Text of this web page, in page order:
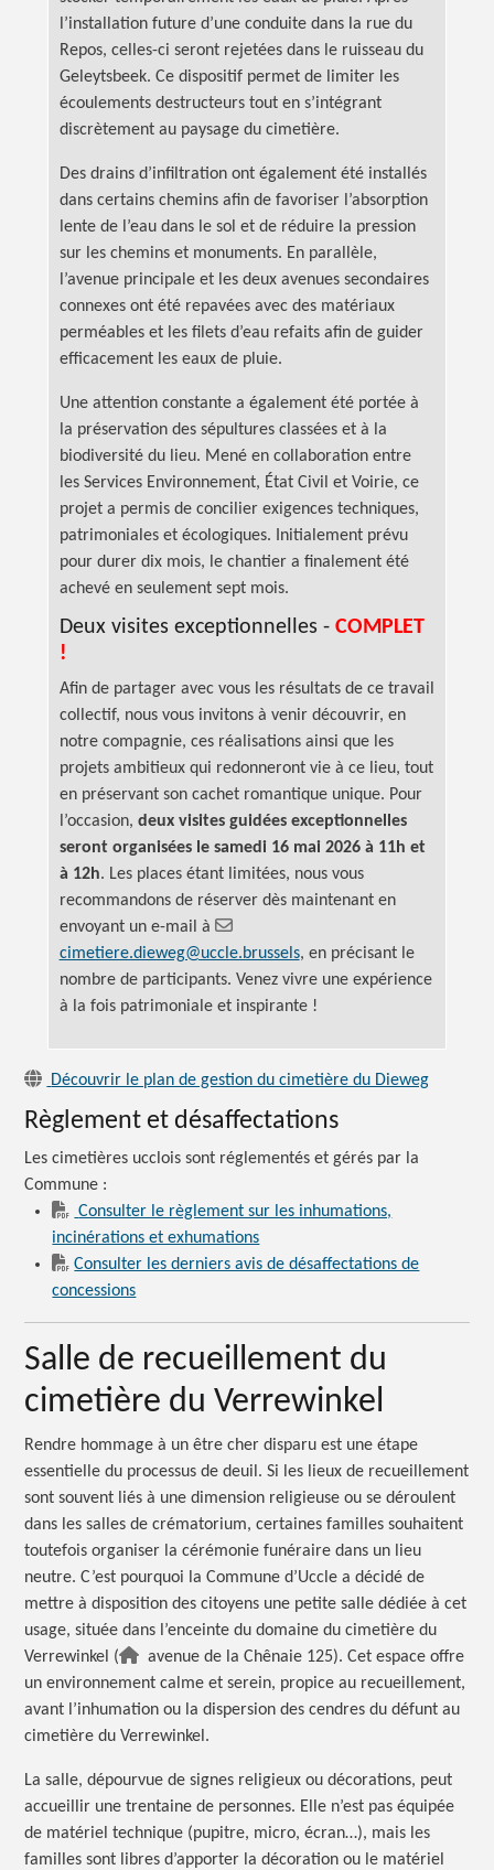
l’installation future d’une conduite dans la rue du
Repos, celles-ci seront rejetées dans le ruisseau du
Geleytsbeek. Ce dispositif permet de limiter les
écoulements destructeurs tout en s’intégrant
discrètement au paysage du cimetière.
Des drains d’infiltration ont également été installés
dans certains chemins afin de favoriser l’absorption
lente de l’eau dans le sol et de réduire la pression
sur les chemins et monuments. En parallèle,
l’avenue principale et les deux avenues secondaires
connexes ont été repavées avec des matériaux
perméables et les filets d’eau refaits afin de guider
efficacement les eaux de pluie.
Une attention constante a également été portée à
la préservation des sépultures classées et à la
biodiversité du lieu. Mené en collaboration entre
les Services Environnement, État Civil et Voirie, ce
projet a permis de concilier exigences techniques,
patrimoniales et écologiques. Initialement prévu
pour durer dix mois, le chantier a finalement été
achevé en seulement sept mois.
Deux visites exceptionnelles - COMPLET
!
Afin de partager avec vous les résultats de ce travail
collectif, nous vous invitons à venir découvrir, en
notre compagnie, ces réalisations ainsi que les
projets ambitieux qui redonneront vie à ce lieu, tout
en préservant son cachet romantique unique. Pour
l’occasion, deux visites guidées exceptionnelles
seront organisées le samedi 16 mai 2026 à 11h et
à 12h. Les places étant limitées, nous vous
recommandons de réserver dès maintenant en
envoyant un e-mail à
cimetiere.dieweg@uccle.brussels, en précisant le
nombre de participants. Venez vivre une expérience
à la fois patrimoniale et inspirante !
Découvrir le plan de gestion du cimetière du Dieweg
Règlement et désaffectations
Les cimetières ucclois sont réglementés et gérés par la
Commune :
Consulter le règlement sur les inhumations,
incinérations et exhumations
Consulter les derniers avis de désaffectations de
concessions
Salle de recueillement du
cimetière du Verrewinkel
Rendre hommage à un être cher disparu est une étape
essentielle du processus de deuil. Si les lieux de recueillement
sont souvent liés à une dimension religieuse ou se déroulent
dans les salles de crématorium, certaines familles souhaitent
toutefois organiser la cérémonie funéraire dans un lieu
neutre. C’est pourquoi la Commune d’Uccle a décidé de
mettre à disposition des citoyens une petite salle dédiée à cet
usage, située dans l’enceinte du domaine du cimetière du
Verrewinkel (
avenue de la Chênaie 125). Cet espace offre
un environnement calme et serein, propice au recueillement,
avant l’inhumation ou la dispersion des cendres du défunt au
cimetière du Verrewinkel.
La salle, dépourvue de signes religieux ou décorations, peut
accueillir une trentaine de personnes. Elle n’est pas équipée
de matériel technique (pupitre, micro, écran…), mais les
familles sont libres d’apporter la décoration ou le matériel